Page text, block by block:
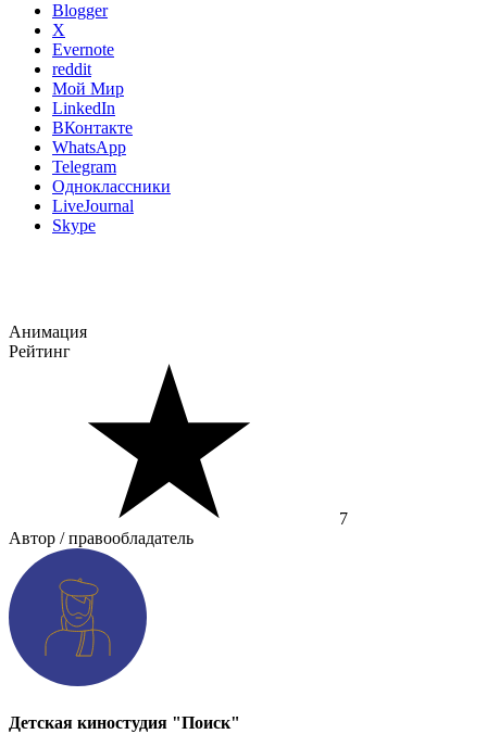
Blogger
X
Evernote
reddit
Мой Мир
LinkedIn
ВКонтакте
WhatsApp
Telegram
Одноклассники
LiveJournal
Skype
Анимация
Рейтинг
7
Автор / правообладатель
Детская киностудия "Поиск"